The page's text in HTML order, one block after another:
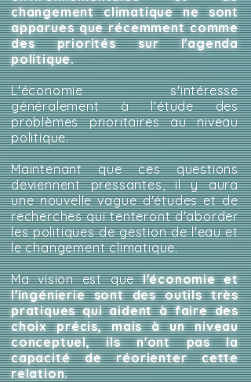
changement climatique ne sont
apparues que récemment comme
des priorités sur l'agenda
politique.
L'économie s'intéresse
généralement à l'étude des
problèmes prioritaires au niveau
politique.
Maintenant que ces questions
deviennent pressantes, il y aura
une nouvelle vague d'études et de
recherches qui tenteront d'aborder
les politiques de gestion de l'eau et
le changement climatique.
Ma vision est quel'économie et
l'ingénierie sont des outils très
pratiques qui aident à faire des
choix précis, mais à un niveau
conceptuel, ils n'ont pas la
capacité de réorienter cette
relation.